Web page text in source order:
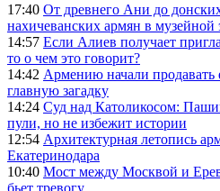
17:40 От древнего Ани до
нахичеванских армян в музейной
14:57 Если Алиев получает
то о чем это говорит?
14:42 Армению начали продавать
главную загадку
14:24 Суд над Католикосом:
пули, но не избежит истории
12:54 Архитектурная летопись
Екатеринодара
10:40 Мост между Москвой и
бьет тревогу